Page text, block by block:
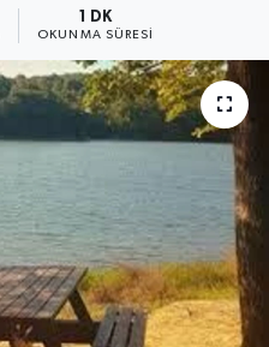
1 DK
OKUNMA SÜRESI